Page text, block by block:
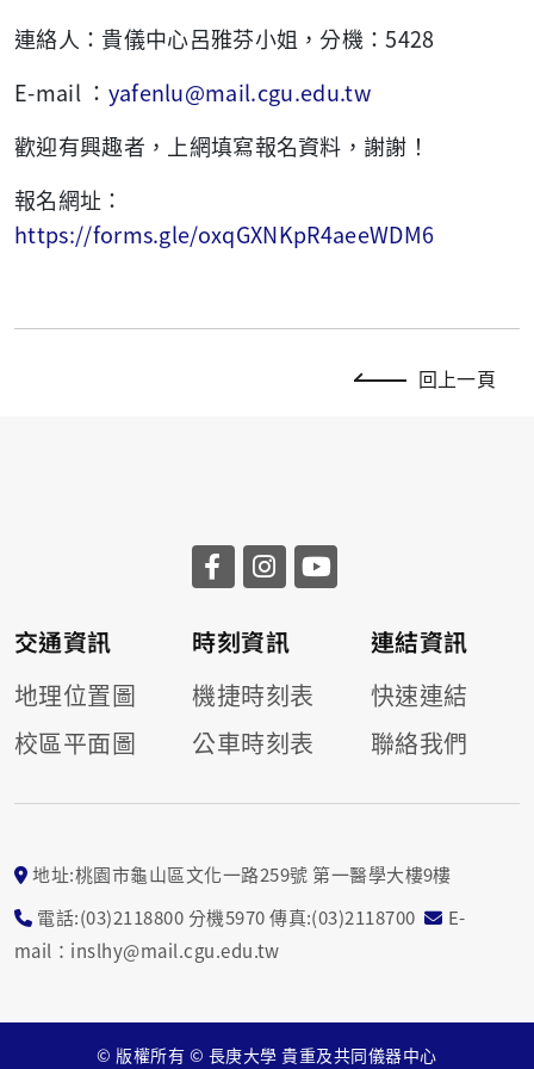
連絡人：貴儀中心呂雅芬小姐，分機：5428
E-mail ： yafenlu@mail.cgu.edu.tw
歡迎有興趣者，上網填寫報名資料，謝謝！
報名網址：
https://forms.gle/oxqGXNKpR4aeeWDM6
回上一頁
交通資訊
地理位置圖
校區平面圖
時刻資訊
機捷時刻表
公車時刻表
連結資訊
快速連結
聯絡我們
地址:桃園市龜山區文化一路259號 第一醫學大樓9樓
電話:(03)2118800 分機5970 傳真:(03)2118700
E-
mail：inslhy@mail.cgu.edu.tw
© 版權所有 © 長庚大學 貴重及共同儀器中心